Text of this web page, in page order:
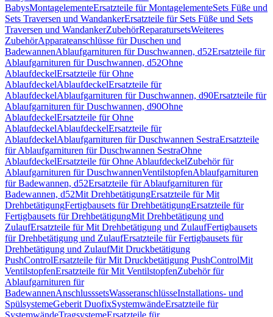
BabysMontagelementeErsatzteile für MontagelementeSets Füße und
Sets Traversen und WandankerErsatzteile für Sets Füße und Sets
Traversen und WandankerZubehörReparatursetsWeiteres
ZubehörApparateanschlüsse für Duschen und
BadewannenAblaufgarnituren für Duschwannen, d52Ersatzteile für
Ablaufgarnituren für Duschwannen, d52Ohne
AblaufdeckelErsatzteile für Ohne
AblaufdeckelAblaufdeckelErsatzteile für
AblaufdeckelAblaufgarnituren für Duschwannen, d90Ersatzteile für
Ablaufgarnituren für Duschwannen, d90Ohne
AblaufdeckelErsatzteile für Ohne
AblaufdeckelAblaufdeckelErsatzteile für
AblaufdeckelAblaufgarnituren für Duschwannen SestraErsatzteile
für Ablaufgarnituren für Duschwannen SestraOhne
AblaufdeckelErsatzteile für Ohne AblaufdeckelZubehör für
Ablaufgarnituren für DuschwannenVentilstopfenAblaufgarnituren
für Badewannen, d52Ersatzteile für Ablaufgarnituren für
Badewannen, d52Mit DrehbetätigungErsatzteile für Mit
DrehbetätigungFertigbausets für DrehbetätigungErsatzteile für
Fertigbausets für DrehbetätigungMit Drehbetätigung und
ZulaufErsatzteile für Mit Drehbetätigung und ZulaufFertigbausets
für Drehbetätigung und ZulaufErsatzteile für Fertigbausets für
Drehbetätigung und ZulaufMit Druckbetätigung
PushControlErsatzteile für Mit Druckbetätigung PushControlMit
VentilstopfenErsatzteile für Mit VentilstopfenZubehör für
Ablaufgarnituren für
BadewannenAnschlusssetsWasseranschlüsseInstallations- und
SpülsystemeGeberit DuofixSystemwändeErsatzteile für
SystemwändeTragsystemeErsatzteile für